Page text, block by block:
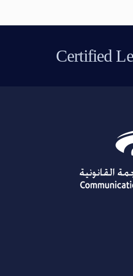
Certified